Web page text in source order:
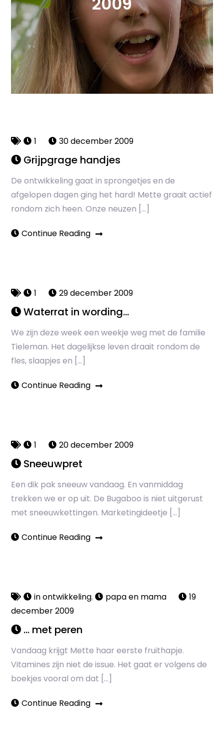
1 30 december 2009
Grijpgrage handjes
De ontwikkeling gaat in sprongetjes en de
afgelopen dagen ging het hard! Mette graait actief
rondom zich heen. Onze neuzen […]
Continue Reading
1 29 december 2009
Waterrat in wording…
We zijn deze week een weekje weg met de familie
Tieleman. Het dagelijkse leven draait rondom de
fles, slaapjes en […]
Continue Reading
1 20 december 2009
Sneeuwpret
Een dik pak sneeuw vandaag. En vanmiddag
trekken we er op uit. De Bugaboo is niet uitgerust
met sneeuwkettingen. Marketingideetje […]
Continue Reading
in ontwikkeling, papa en mama
19
december 2009
… met peren
Vandaag krijgt Mette haar eerste fruithapje.
Vitamines zijn niet de issue. Het gaat er volgens de
boekjes vooral om dat […]
Continue Reading